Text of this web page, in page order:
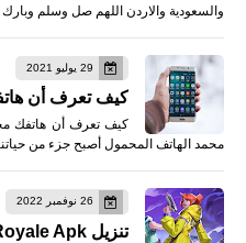
والسعودية والاردن اللهم صل وسلم
29 يوليو 2021
كيف تعرف أن
كيف تعرف أن هاتفك
محمد الهاتف المحمول أصبح جزء من
26 نوفمبر 2022